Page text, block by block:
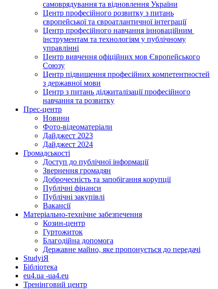
самоврядування та відновлення України
Центр професійного розвитку з питань
європейської та євроатлантичної інтеграції
Центр професійного навчання інноваційним
інструментам та технологіям у публічному
управлінні
Центр вивчення офіційних мов Європейського
Союзу
Центр підвищення професійних компетентностей
з державної мови
Центр з питань діджиталізації професійного
навчання та розвитку
Прес-центр
Новини
Фото-відеоматеріали
Дайджест 2023
Дайджест 2024
Громадськості
Доступ до публічної інформації
Звернення громадян
Доброчесність та запобігання корупції
Публічні фінанси
Публічні закупівлі
Вакансії
Матеріально-технічне забезпечення
Козин-центр
Гуртожиток
Благодійна допомога
Державне майно, яке пропонується до передачі
StudyіЯ
Бібліотека
eu4.ua -ua4.eu
Тренінговий центр